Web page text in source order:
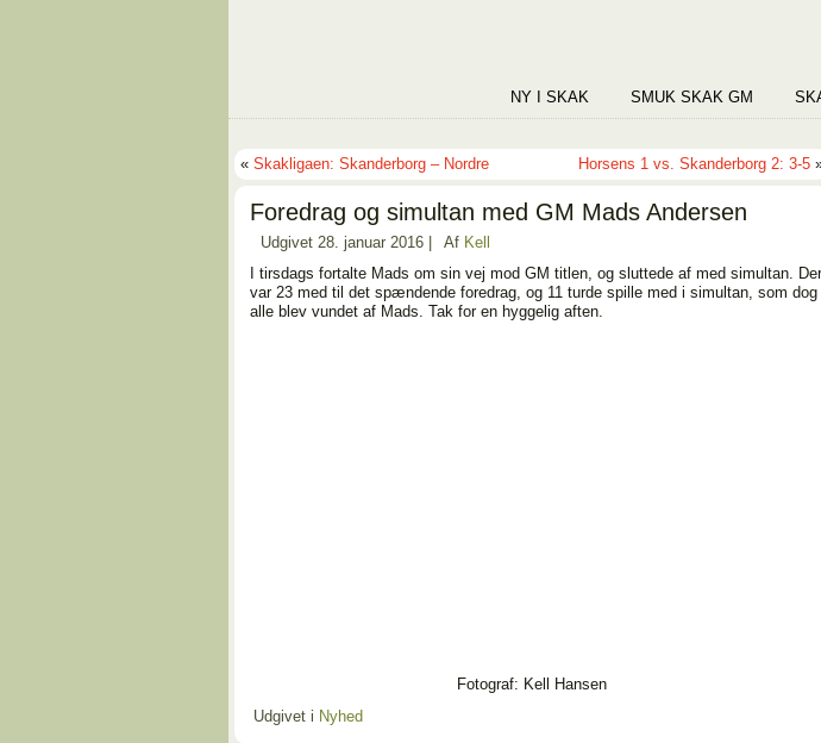
NY I SKAK SMUK SKAK GM
« Skakligaen: Skanderborg – Nordre Horsens 1 vs. Skanderborg 2: 3-5
Foredrag og simultan med GM Mads Andersen
Udgivet 28. januar 2016 Af Kell
I tirsdags fortalte Mads om sin vej mod GM titlen, og sluttede af med simultan. Der
var 23 med til det spændende foredrag, og 11 turde spille med i simultan, som dog
alle blev vundet af Mads. Tak for en hyggelig aften.
Fotograf: Kell Hansen
Udgivet i Nyhed